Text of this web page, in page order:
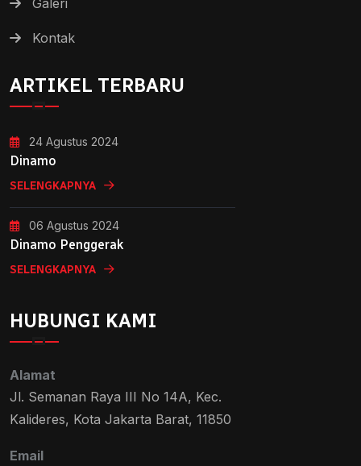
Galeri
Kontak
ARTIKEL TERBARU
24 Agustus 2024
Dinamo
SELENGKAPNYA
06 Agustus 2024
Dinamo Penggerak
SELENGKAPNYA
HUBUNGI KAMI
Alamat
Jl. Semanan Raya III No 14A, Kec.
Kalideres, Kota Jakarta Barat, 11850
Email